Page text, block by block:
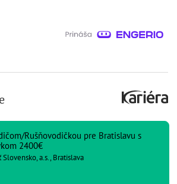
Rušňovodičkou pre Bratislavu s
2400€
a.s., Bratislava